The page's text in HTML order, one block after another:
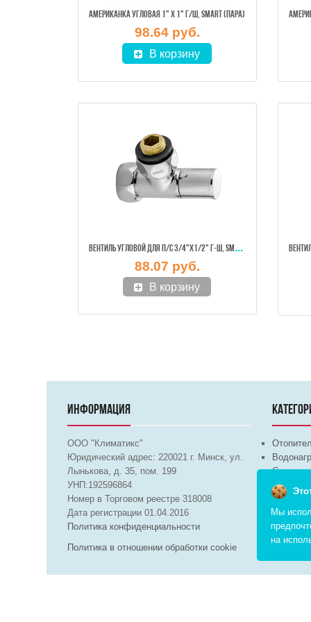
АМЕРИКАНКА УГЛОВАЯ 1" Х 1" Г/Ш, SMART (ПАРА)
98.64 руб.
В корзину
ВЕН
ТИЛЬ УГЛОВОЙ ДЛЯ П/С 3/4"Х1/2" Г-Ш, SMART (8510SCH0405) 1ШТ
88.07 руб.
В корзину
ИНФОРМАЦИЯ
ООО "Климатикс"
Юридический адрес:220021 г. Минск, ул.
Лынькова, д. 35, пом. 199
УНП:192596864
Номер в Торговом реестре 318008
Дата регистрации 01.04.2016
Политика конфиденциальности
Политика в отношении обработки cookie
Бытовая
Мы
на